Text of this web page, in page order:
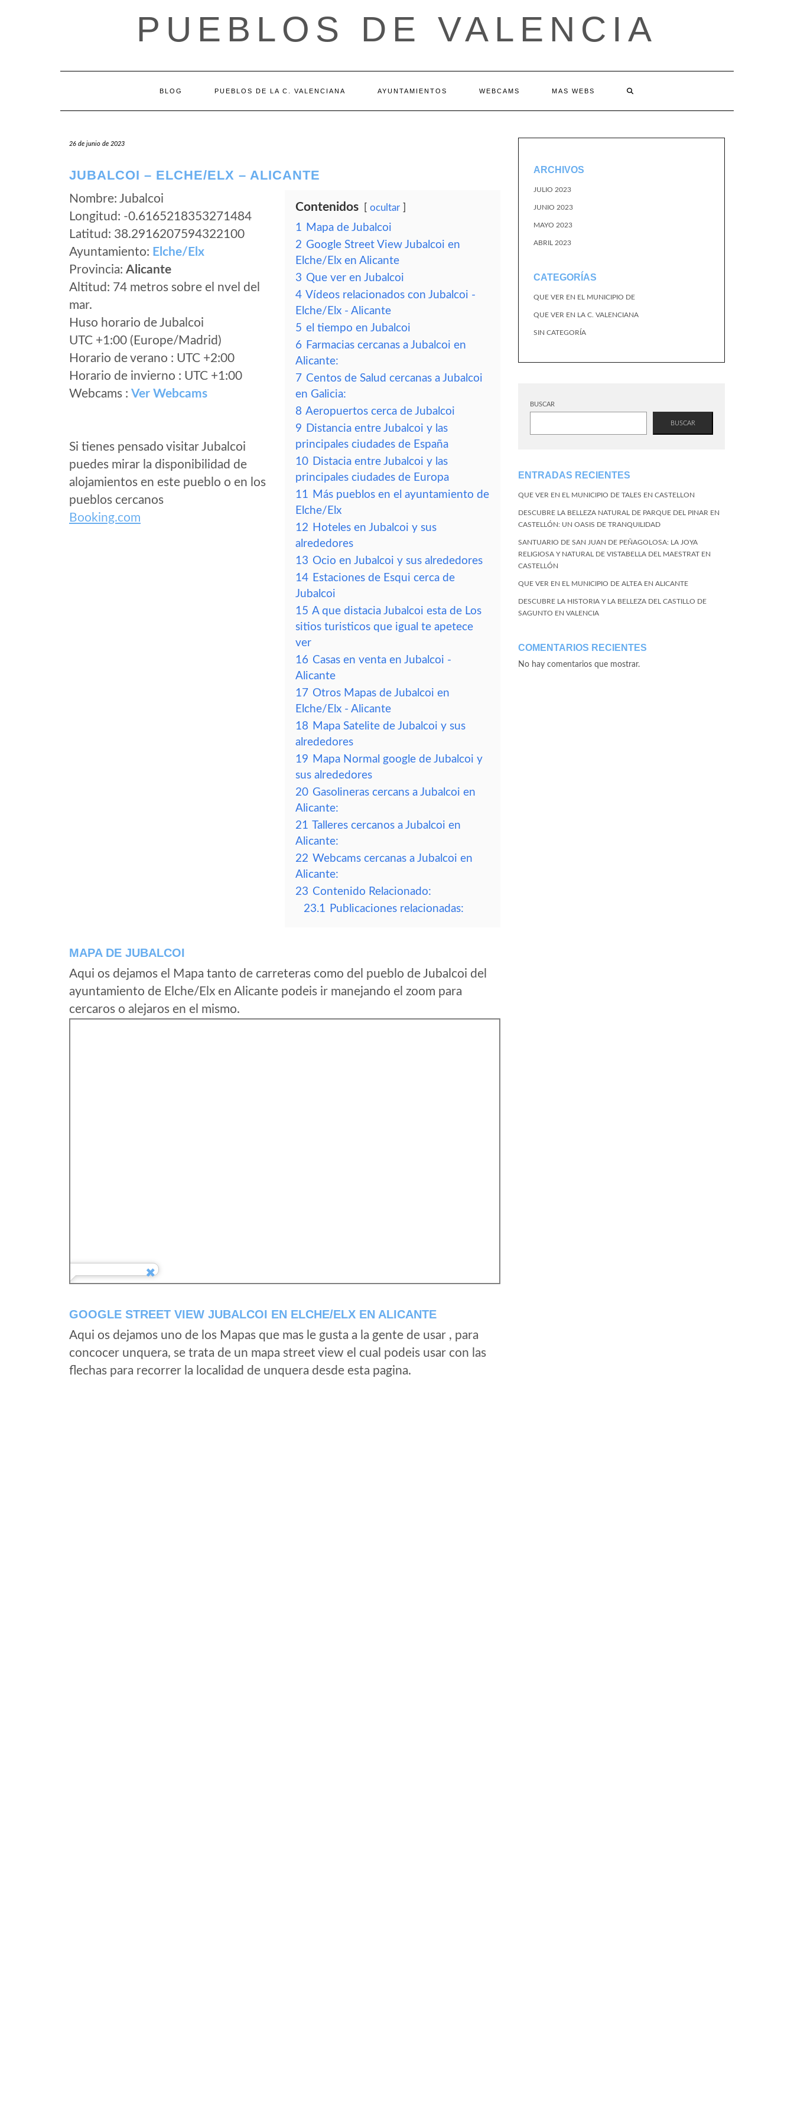
PUEBLOS DE VALENCIA
BLOG PUEBLOS DE LA C. VALENCIANA AYUNTAMIENTOS WEBCAMS MAS WEBS
26 de junio de 2023
JUBALCOI – ELCHE/ELX – ALICANTE
Nombre: Jubalcoi
Longitud: -0.6165218353271484
Latitud: 38.2916207594322100
Ayuntamiento: Elche/Elx
Provincia: Alicante
Altitud: 74 metros sobre el nvel del
mar.
Huso horario de Jubalcoi
UTC +1:00 (Europe/Madrid)
Horario de verano : UTC +2:00
Horario de invierno : UTC +1:00
Webcams : Ver Webcams
Si tienes pensado visitar Jubalcoi
puedes mirar la disponibilidad de
alojamientos en este pueblo o en los
pueblos cercanos
Booking.com
Contenidos ocultar
1 Mapa de Jubalcoi
2 Google Street View Jubalcoi en
Elche/Elx en Alicante
3 Que ver en Jubalcoi
4 Vídeos relacionados con Jubalcoi -
Elche/Elx - Alicante
5 el tiempo en Jubalcoi
6 Farmacias cercanas a Jubalcoi en
Alicante:
7 Centos de Salud cercanas a Jubalcoi
en Galicia:
8 Aeropuertos cerca de Jubalcoi
9 Distancia entre Jubalcoi y las
principales ciudades de España
10 Distacia entre Jubalcoi y las
principales ciudades de Europa
11 Más pueblos en el ayuntamiento de
Elche/Elx
12 Hoteles en Jubalcoi y sus
alrededores
13 Ocio en Jubalcoi y sus alrededores
14 Estaciones de Esqui cerca de
Jubalcoi
15 A que distacia Jubalcoi esta de Los
sitios turisticos que igual te apetece
ver
16 Casas en venta en Jubalcoi -
Alicante
17 Otros Mapas de Jubalcoi en
Elche/Elx - Alicante
18 Mapa Satelite de Jubalcoi y sus
alrededores
19 Mapa Normal google de Jubalcoi y
sus alrededores
20 Gasolineras cercans a Jubalcoi en
Alicante:
21 Talleres cercanos a Jubalcoi en
Alicante:
22 Webcams cercanas a Jubalcoi en
Alicante:
23 Contenido Relacionado:
23.1 Publicaciones relacionadas:
MAPA DE JUBALCOI
Aqui os dejamos el Mapa tanto de carreteras como del pueblo de Jubalcoi del
ayuntamiento de Elche/Elx en Alicante podeis ir manejando el zoom para
cercaros o alejaros en el mismo.
GOOGLE STREET VIEW JUBALCOI EN ELCHE/ELX EN ALICANTE
Aqui os dejamos uno de los Mapas que mas le gusta a la gente de usar , para
concocer unquera, se trata de un mapa street view el cual podeis usar con las
flechas para recorrer la localidad de unquera desde esta pagina.
ARCHIVOS
JULIO 2023
JUNIO 2023
MAYO 2023
ABRIL 2023
CATEGORÍAS
QUE VER EN EL MUNICIPIO DE
QUE VER EN LA C. VALENCIANA
SIN CATEGORÍA
BUSCAR
BUSCAR
ENTRADAS RECIENTES
QUE VER EN EL MUNICIPIO DE TALES EN CASTELLON
DESCUBRE LA BELLEZA NATURAL DE PARQUE DEL PINAR EN
CASTELLÓN: UN OASIS DE TRANQUILIDAD
SANTUARIO DE SAN JUAN DE PEÑAGOLOSA: LA JOYA
RELIGIOSA Y NATURAL DE VISTABELLA DEL MAESTRAT EN
CASTELLÓN
QUE VER EN EL MUNICIPIO DE ALTEA EN ALICANTE
DESCUBRE LA HISTORIA Y LA BELLEZA DEL CASTILLO DE
SAGUNTO EN VALENCIA
COMENTARIOS RECIENTES
No hay comentarios que mostrar.